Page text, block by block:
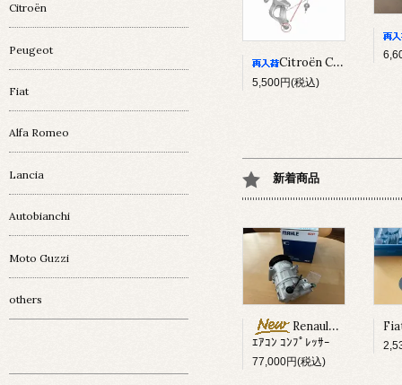
Citroën C5Ⅲ/ C6 ﾅｯｸﾙﾌﾞｯｼｭ
5,500円(税込)
新着商品
Renault Megane ?
ｴｱｺﾝ ｺﾝﾌﾟﾚｯｻｰ
77,000円(税込)
Citroën
Peugeot
Fiat
Alfa Romeo
Lancia
Autobianchi
Moto Guzzi
others